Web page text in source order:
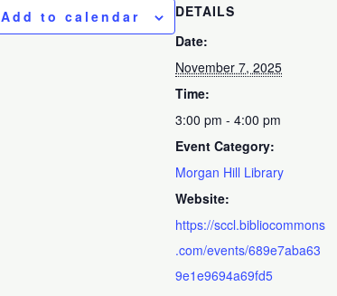
Add to calendar
DETAILS
Date:
November 7, 2025
Time:
3:00 pm - 4:00 pm
Event Category:
Morgan Hill Library
Website:
https://sccl.bibliocommons
.com/events/689e7aba63
9e1e9694a69fd5